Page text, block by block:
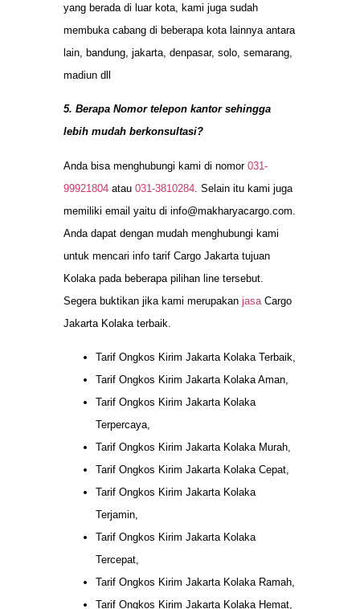
yang berada di luar kota, kami juga sudah
membuka cabang di beberapa kota lainnya antara
lain, bandung, jakarta, denpasar, solo, semarang,
madiun dll
5. Berapa Nomor telepon kantor sehingga
lebih mudah berkonsultasi?
Anda bisa menghubungi kami di nomor 031-
99921804 atau 031-3810284 . Selain itu kami juga
memiliki email yaitu di info@makharyacargo.com
Anda dapat dengan mudah menghubungi kami
untuk mencari info tarif Cargo Jakarta tujuan
Kolaka pada beberapa pilihan line tersebut.
Segera buktikan jika kami merupakan jasa Cargo
Jakarta Kolaka terbaik.
Tarif Ongkos Kirim Jakarta Kolaka Terbaik,
Tarif Ongkos Kirim Jakarta Kolaka Aman,
Tarif Ongkos Kirim Jakarta Kolaka
Terpercaya,
Tarif Ongkos Kirim Jakarta Kolaka Murah,
Tarif Ongkos Kirim Jakarta Kolaka Cepat,
Tarif Ongkos Kirim Jakarta Kolaka
Terjamin,
Tarif Ongkos Kirim Jakarta Kolaka
Tercepat,
Tarif Ongkos Kirim Jakarta Kolaka Ramah,
Tarif Ongkos Kirim Jakarta Kolaka Hemat,